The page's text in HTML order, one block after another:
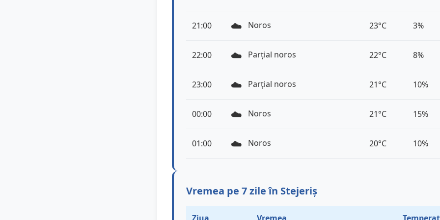
21:00 ☁️ Noros 23°C 3%
22:00 ☁️ Parțial noros 22°C 8%
23:00 ☁️ Parțial noros 21°C 10%
00:00 ☁️ Noros 21°C 15%
01:00 ☁️ Noros 20°C 10%
Vremea pe 7 zile în Stejeriș